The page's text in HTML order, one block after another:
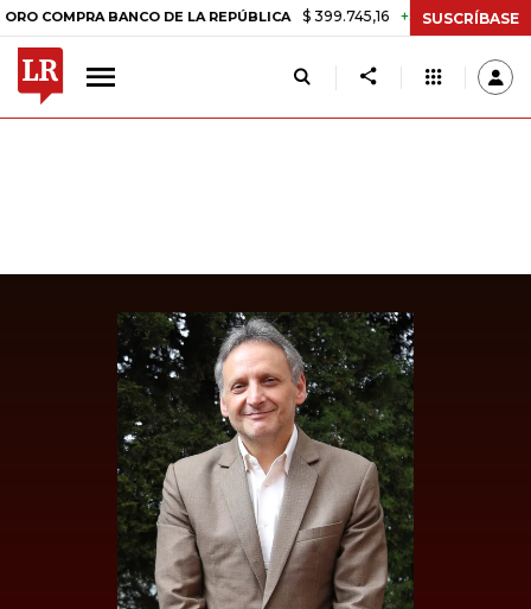
BANCO DE LA REPÚBLICA $ 399.745,16 +$ 2.295,71 +0,58%
SUSCRÍBASE